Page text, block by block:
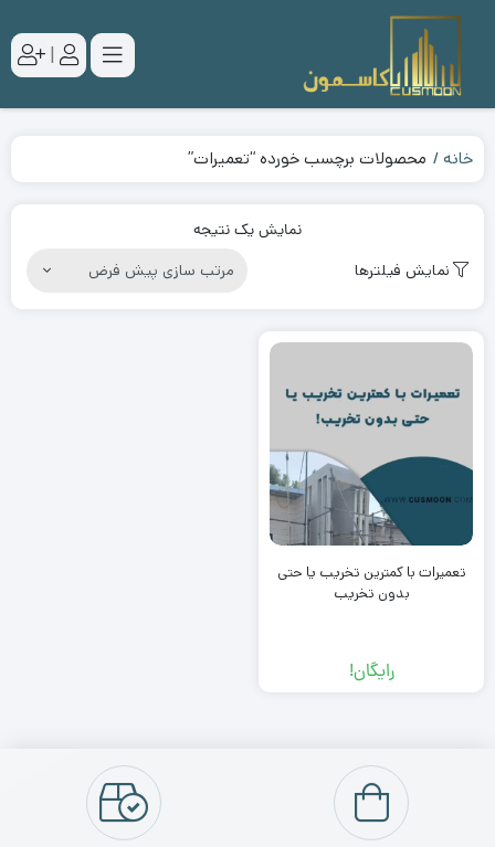
|
خانه محصولات برچسب خورده “تعمیرات”
نمایش یک نتیجه
نمایش فیلترها
تعمیرات با کمترین تخریب یا حتی
بدون تخریب
رایگان!